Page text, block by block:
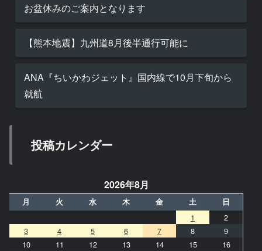
お盆休みのご案内となります
【熊本地震】九州道8月後半通行可能に
ANA『ちいかわジェット』国内線で10月下旬から
就航
投稿カレンダー
2026年8月
月 火 水 木 金 土 日
1
2
3
4 5 6 7 8
9
10
11 12 13 14 15
16